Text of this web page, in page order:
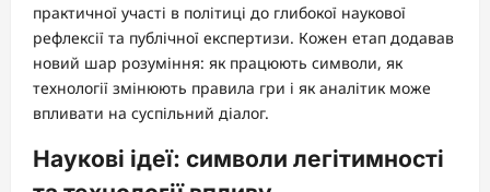
практичної участі в політиці до глибокої наукової
рефлексії та публічної експертизи. Кожен етап додавав
новий шар розуміння: як працюють символи, як
технології змінюють правила гри і як аналітик може
впливати на суспільний діалог.
Наукові ідеї: символи легітимності